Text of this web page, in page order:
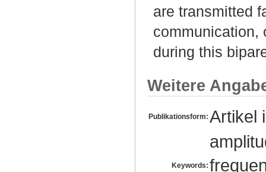
are transmitted
communication,
during this
Weitere
Publikationsform: Artikel
Keywords: